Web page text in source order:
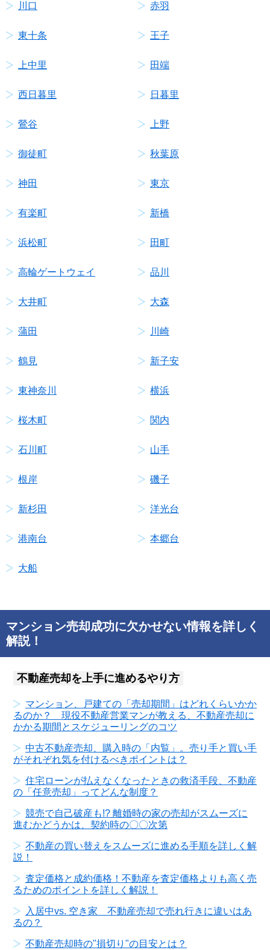
川口 赤羽
東十条 王子
上中里 田端
西日暮里 日暮里
鶯谷 上野
御徒町 秋葉原
神田 東京
有楽町 新橋
浜松町 田町
高輪ゲートウェイ 品川
大井町 大森
蒲田 川崎
鶴見 新子安
東神奈川 横浜
桜木町 関内
石川町 山手
根岸 磯子
新杉田 洋光台
港南台 本郷台
大船
マンション売却成功に欠かせない情報を詳しく
解説！
不動産売却を上手に進めるやり方
マンション、戸建ての「売却期間」はどれくらいかか
るのか？ 現役不動産営業マンが教える、不動産売却に
かかる期間とスケジューリングのコツ
中古不動産売却、購入時の「内覧」。売り手と買い手
がそれぞれ気を付けるべきポイントは？
住宅ローンが払えなくなったときの救済手段、不動産
の「任意売却」ってどんな制度？
競売で自己破産も!? 離婚時の家の売却がスムーズに
進むかどうかは、契約時の〇〇次第
不動産の買い替えをスムーズに進める手順を詳しく解
説！
査定価格と成約価格！不動産を査定価格よりも高く売
るためのポイントを詳しく解説！
入居中vs. 空き家 不動産売却で売れ行きに違いはあ
るの？
不動産売却時の"損切り"の目安とは？